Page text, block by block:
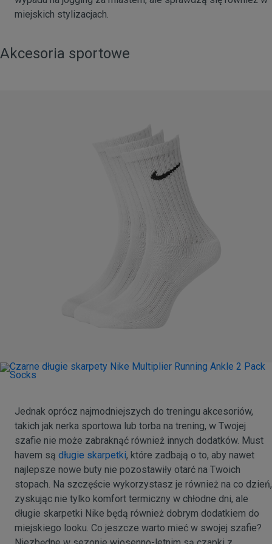
miejskich stylizacjach.
Akcesoria sportowe
Jednak oprócz najmodniejszych do treningu akcesoriów,
takich jak nerka sportowa lub torba na trening, w Twojej
szafie nie może zabraknąć również innych dodatków. Must
havem są długie skarpetki, które zadbają o to, aby nawet
najlepsze nowe buty nie pozostawiły otarć na Twoich
stopach. Na szczęście wykorzystasz je również na co dzień,
zyskując nie tylko komfort termiczny w chłodne dni, ale
długie skarpetki Nike będą również dobrym dodatkiem do
miejskiego looku. Co jeszcze warto mieć w swojej szafie?